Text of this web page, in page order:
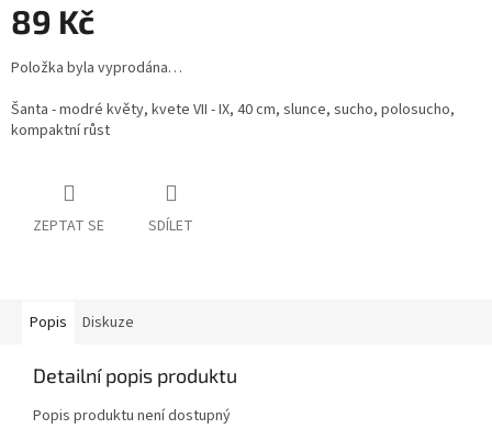
89 Kč
Měrná
cena:
Položka byla vyprodána…
Šanta - modré květy, kvete VII - IX, 40 cm, slunce, sucho, polosucho,
kompaktní růst
ZEPTAT SE SDÍLET
Popis Diskuze
Detailní popis produktu
Popis produktu není dostupný